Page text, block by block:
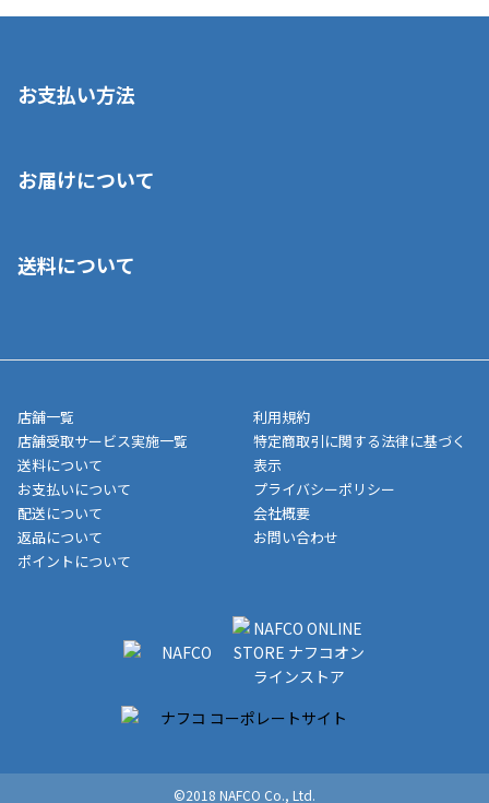
お支払い方法
いいただくことはできません。ご了承ください。
■代金引換(代引)※手数料がかかります
■商品によっては一部決済方法が使用できない場合がございま
す。
お届けについて
ご注文が確認出来次第、1～4営業日に発送いたします。「お取り
業日にてお引渡しとなります。(離島などの場合、例外もあります)
メーカー直送品など一部商品については、その他商品との購入に
制限がかかる場合がございます。また発送日についても、通常と
異なる場合がございます。対象商品の説明ページをご確認くださ
い。
■店舗受取をご選択いただいた場合
ご注文が確認出来次第、お受取される店舗在庫を使用してご準備
をさせていただきます。店舗に在庫がない場合は店舗よりお取り
いただく場合がございます。店舗準備でのお渡しとなる為、商品
のみの受け渡しとなります。（箱や納品書は付属しておりませ
ん）店舗で準備が出来次第、メールにてご連絡させていただきま
送料について
店舗一覧
店舗受取サービス実施一覧
送料について
お支払いについて
配送について
返品について
ポイントについて
利用規約
特定商取引に関する法律に基づく
表示
プライバシーポリシー
会社概要
お問い合わせ
©2018 NAFCO Co., Ltd.